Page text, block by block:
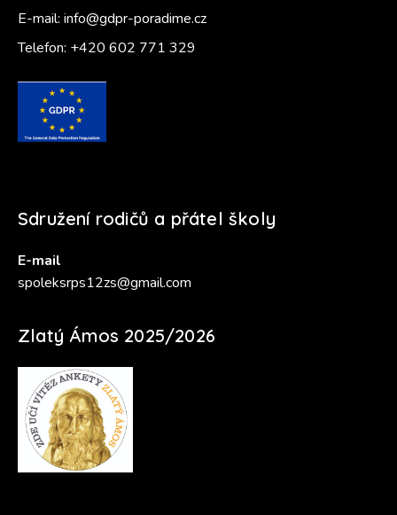
E-mail: info@gdpr-poradime.cz
Telefon: +420 602 771 329
Sdružení rodičů a přátel školy
E-mail
spoleksrps12zs@gmail.com
Zlatý Ámos 2025/2026